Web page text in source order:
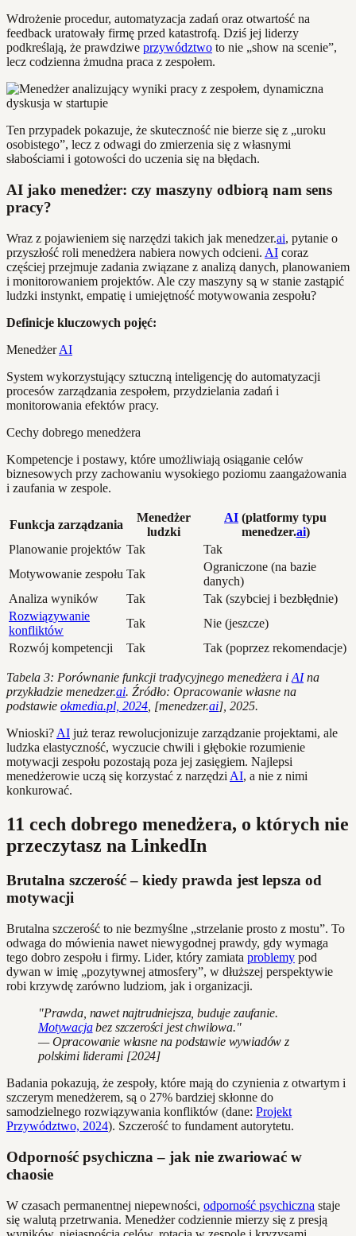
Wdrożenie procedur, automatyzacja zadań oraz otwartość na
feedback uratowały firmę przed katastrofą. Dziś jej liderzy
podkreślają, że prawdziwe przywództwo to nie „show na scenie”,
lecz codzienna żmudna praca z zespołem.
Ten przypadek pokazuje, że skuteczność nie bierze się z „uroku
osobistego”, lecz z odwagi do zmierzenia się z własnymi
słabościami i gotowości do uczenia się na błędach.
AI jako menedżer: czy maszyny odbiorą nam sens
pracy?
Wraz z pojawieniem się narzędzi takich jak menedzer.ai, pytanie o
przyszłość roli menedżera nabiera nowych odcieni. AI coraz
częściej przejmuje zadania związane z analizą danych, planowaniem
i monitorowaniem projektów. Ale czy maszyny są w stanie zastąpić
ludzki instynkt, empatię i umiejętność motywowania zespołu?
Definicje kluczowych pojęć:
MenedżerAI
System wykorzystujący sztuczną inteligencję do automatyzacji
procesów zarządzania zespołem, przydzielania zadań i
monitorowania efektów pracy.
Cechy dobrego menedżera
Kompetencje i postawy, które umożliwiają osiąganie celów
biznesowych przy zachowaniu wysokiego poziomu zaangażowania
i zaufania w zespole.
Funkcja zarządzania
Menedżer
ludzki
AI (platformy typu
menedzer.ai)
Planowanie projektów Tak
Tak
Motywowanie zespołu Tak
Ograniczone (na bazie
danych)
Analiza wyników
Tak
Tak (szybciej i bezbłędnie)
Rozwiązywanie
konfliktów
Tak
Nie (jeszcze)
Rozwój kompetencji
Tak Tak (poprzez rekomendacje)
Tabela 3: Porównanie funkcji tradycyjnego menedżera i AIna
przykładzie menedzer.ai. Źródło: Opracowanie własne na
podstawie okmedia.pl, 2024 , [menedzer.ai], 2025.
Wnioski? AI już teraz rewolucjonizuje zarządzanie projektami, ale
ludzka elastyczność, wyczucie chwili i głębokie rozumienie
motywacji zespołu pozostają poza jej zasięgiem. Najlepsi
menedżerowie uczą się korzystać z narzędzi AI, a nie z nimi
konkurować.
11 cech dobrego menedżera, o których nie
przeczytasz na LinkedIn
Brutalna szczerość – kiedy prawda jest lepsza od
motywacji
Brutalna szczerość to nie bezmyślne „strzelanie prosto z mostu”. To
odwaga do mówienia nawet niewygodnej prawdy, gdy wymaga
tego dobro zespołu i firmy. Lider, który zamiata problemy pod
dywan w imię „pozytywnej atmosfery”, w dłuższej perspektywie
robi krzywdę zarówno ludziom, jak i organizacji.
"Prawda, nawet najtrudniejsza, buduje zaufanie.
Motywacjabez szczerości jest chwilowa."
— Opracowanie własne na podstawie wywiadów z
polskimi liderami [2024]
Badania pokazują, że zespoły, które mają do czynienia z otwartym i
szczerym menedżerem, są o 27% bardziej skłonne do
samodzielnego rozwiązywania konfliktów (dane: Projekt
Przywództwo, 2024). Szczerość to fundament autorytetu.
Odporność psychiczna – jak nie zwariować w
chaosie
W czasach permanentnej niepewności, odporność psychiczna staje
się walutą przetrwania. Menedżer codziennie mierzy się z presją